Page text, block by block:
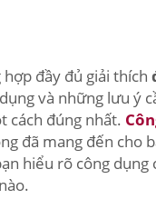
đầy đủ giải thích
và những lưu ý
cách đúng nhất.
đã mang đến cho
hiểu rõ công dụng